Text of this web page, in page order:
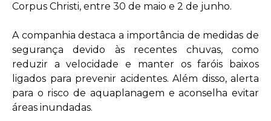
Corpus Christi, entre 30 de maio e 2 de junho.
A companhia destaca a importância de medidas de
segurança devido às recentes chuvas, como
reduzir a velocidade e manter os faróis baixos
ligados para prevenir acidentes. Além disso, alerta
para o risco de aquaplanagem e aconselha evitar
áreas inundadas.